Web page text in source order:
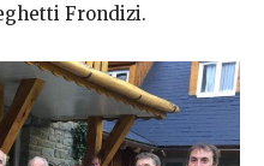
Frondizi.